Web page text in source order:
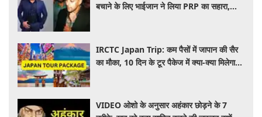
बचाने के लिए भाईजान ने लिया PRP का सहारा,
IRCTC Japan Trip: कम पैसों में जापान की सैर
का मौका, 10 दिन के टूर पैकेज में क्या-क्या मिलेगा?
VIDEO ओशो के अनुसार अहंकार छोड़ने के 7